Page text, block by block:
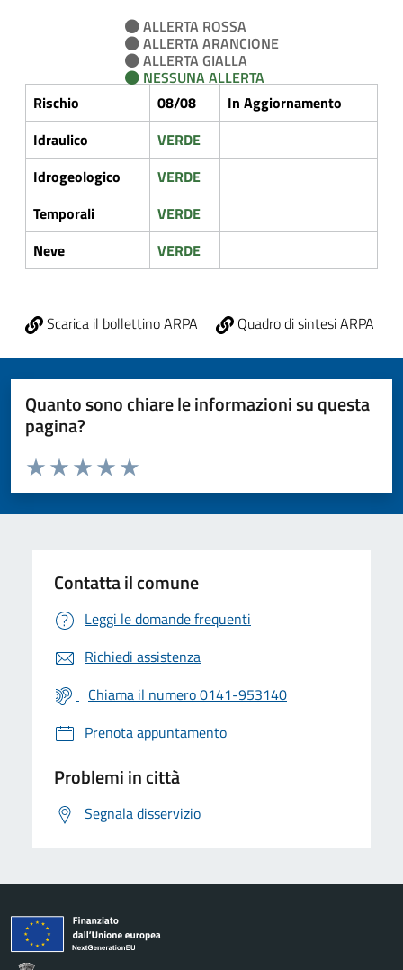
ALLERTA ROSSA
ALLERTA ARANCIONE
ALLERTA GIALLA
NESSUNA ALLERTA
Rischio
08/08
In Aggiornamento
Idraulico
VERDE
Idrogeologico
VERDE
Temporali
VERDE
Neve
VERDE
Scarica il bollettino ARPA Quadro di sintesi ARPA
Quanto sono chiare le informazioni su questa
pagina?
Valuta da 1 a 5 stelle la pagina
Valuta 5 stelle su 5
Valuta 4 stelle su 5
Valuta 3 stelle su 5
Valuta 2 stelle su 5
Valuta 1 stelle su 5
Contatta il comune
Leggi le domande frequenti
Richiedi assistenza
Chiama il numero 0141-953140
Prenota appuntamento
Problemi in città
Segnala disservizio